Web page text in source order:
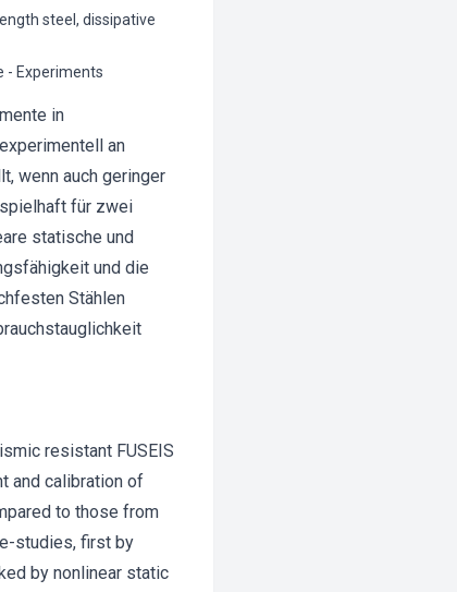
steel, dissipative
- Experiments
in
an
wenn auch geringer
für zwei
statische und
und die
Stählen
resistant FUSEIS
and calibration of
to those from
studies, first by
by nonlinear static